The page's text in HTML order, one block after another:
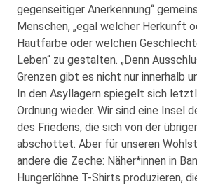
gegenseitiger Anerkennung“
Menschen, „egal welcher Herkunft
Hautfarbe oder welchen
Leben“ zu gestalten. „Denn
Grenzen gibt es nicht nur innerhalb
In den Asyllagern spiegelt sich
Ordnung wieder. Wir sind eine Insel
des Friedens, die sich von der
abschottet. Aber für unseren
andere die Zeche: Näher*innen in
Hungerlöhne T-Shirts produzieren,